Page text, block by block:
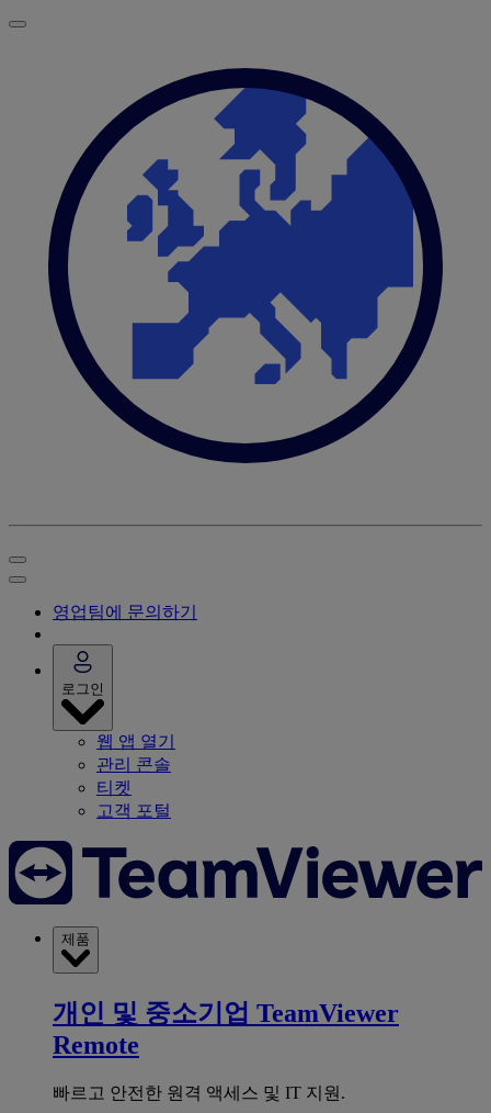
영업팀에 문의하기
로그인
웹 앱 열기
관리 콘솔
티켓
고객 포털
제품
개인 및 중소기업 TeamViewer
Remote
빠르고 안전한 원격 액세스 및 IT 지원.